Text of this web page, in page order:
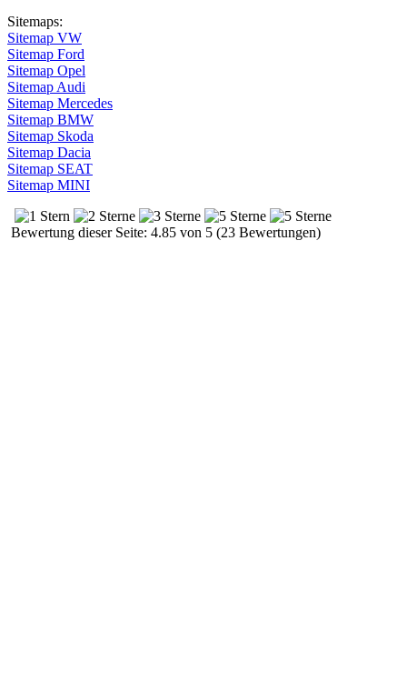
Sitemaps:
Sitemap VW
Sitemap Ford
Sitemap Opel
Sitemap Audi
Sitemap Mercedes
Sitemap BMW
Sitemap Skoda
Sitemap Dacia
Sitemap SEAT
Sitemap MINI
Bewertung dieser Seite: 4.85 von 5 (23 Bewertungen)